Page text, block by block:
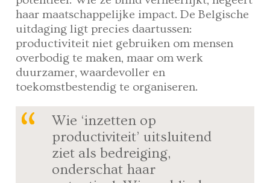
haar maatschappelijke impact. De Belgische
uitdaging ligt precies daartussen:
productiviteit niet gebruiken om mensen
overbodig te maken, maar om werk
duurzamer, waardevoller en
toekomstbestendig te organiseren.
Wie ‘inzetten op
productiviteit’ uitsluitend
ziet als bedreiging,
onderschat haar